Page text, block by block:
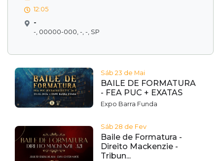
12:05
-
-, 00000-000, -, -, SP
Sáb 23 de Mai
BAILE DE FORMATURA
- FEA PUC + EXATAS
Expo Barra Funda
Sáb 28 de Fev
Baile de Formatura -
Direito Mackenzie -
Tribun...